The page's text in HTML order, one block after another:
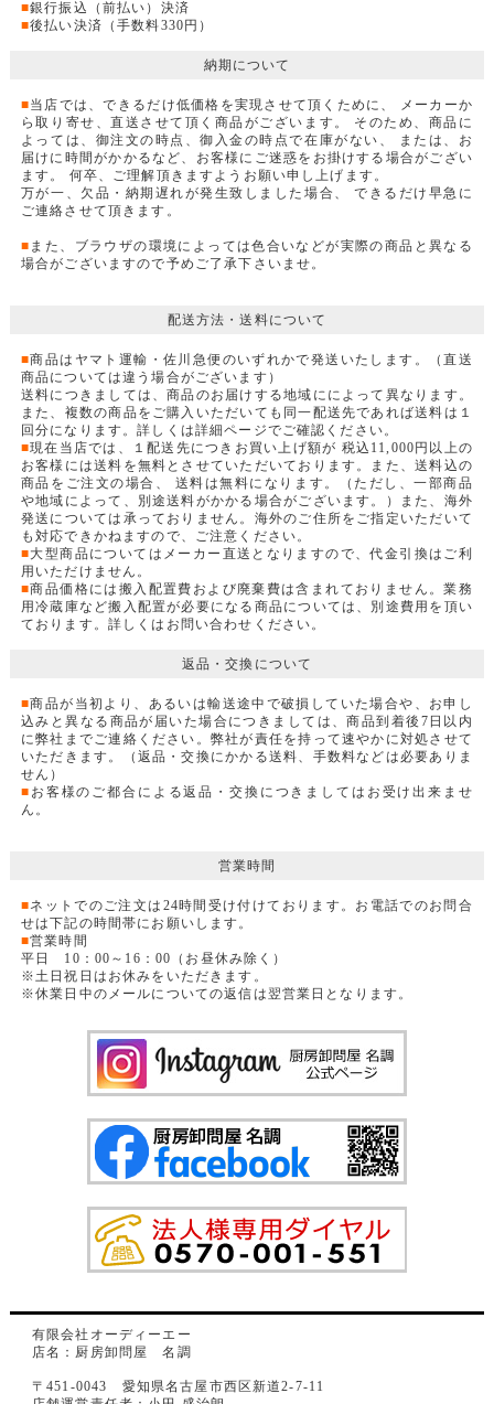
■銀行振込（前払い）決済
■後払い決済（手数料330円）
納期について
■当店では、できるだけ低価格を実現させて頂くために、 メーカーか
ら取り寄せ、直送させて頂く商品がございます。 そのため、商品に
よっては、御注文の時点、御入金の時点で在庫がない、 または、お
届けに時間がかかるなど、お客様にご迷惑をお掛けする場合がござい
ます。 何卒、ご理解頂きますようお願い申し上げます。
万が一、欠品・納期遅れが発生致しました場合、 できるだけ早急に
ご連絡させて頂きます。
■ また、ブラウザの環境によっては色合いなどが実際の商品と異なる
場合がございますので予めご了承下さいませ。
配送方法・送料について
■商品はヤマト運輸・佐川急便のいずれかで発送いたします。（直送
商品については違う場合がございます）
送料につきましては、商品のお届けする地域にによって異なります。
また、複数の商品をご購入いただいても同一配送先であれば送料は１
回分になります。詳しくは詳細ページでご確認ください。
■現在当店では、１配送先につきお買い上げ額が 税込11,000円以上の
お客様には送料を無料とさせていただいております。また、送料込の
商品をご注文の場合、 送料は無料になります。（ただし、一部商品
や地域によって、別途送料がかかる場合がございます。）また、海外
発送については承っておりません。海外のご住所をご指定いただいて
も対応できかねますので、ご注意ください。
■大型商品についてはメーカー直送となりますので、代金引換はご利
用いただけません。
■商品価格には搬入配置費および廃棄費は含まれておりません。業務
用冷蔵庫など搬入配置が必要になる商品については、別途費用を頂い
ております。詳しくはお問い合わせください。
返品・交換について
■商品が当初より、あるいは輸送途中で破損していた場合や、お申し
込みと異なる商品が届いた場合につきましては、商品到着後7日以内
に弊社までご連絡ください。弊社が責任を持って速やかに対処させて
いただきます。（返品・交換にかかる送料、手数料などは必要ありま
せん）
■ お客様のご都合による返品・交換につきましてはお受け出来ませ
ん。
営業時間
■ネットでのご注文は24時間受け付けております。お電話でのお問合
せは下記の時間帯にお願いします。
■営業時間
平日 10：00～16：00（お昼休み除く）
※土日祝日はお休みをいただきます。
※休業日中のメールについての返信は翌営業日となります。
有限会社オーディーエー
店名：厨房卸問屋 名調
〒451-0043 愛知県名古屋市西区新道2-7-11